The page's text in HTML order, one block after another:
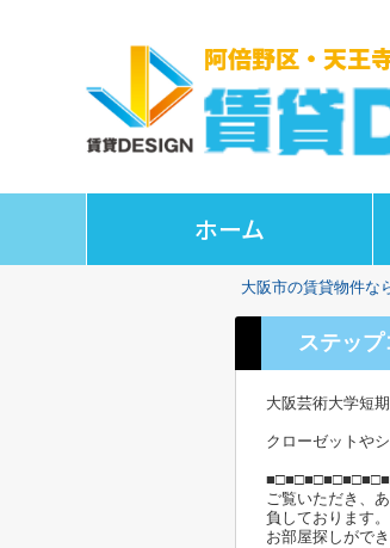
ホーム
大阪市の賃貸物件な
ステッ
大阪芸術大学短
クローゼットや
ご覧いただき、
負しております
お部屋探しができ